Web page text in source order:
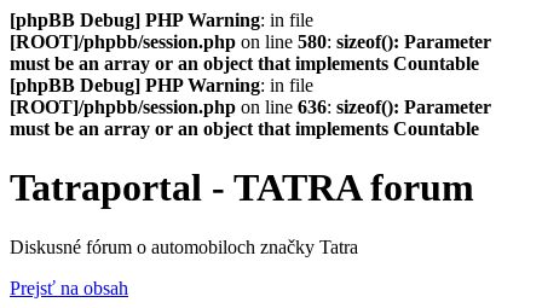
[phpBB Debug] PHP Warning: in file
[ROOT]/phpbb/session.php on line 580: sizeof(): Parameter
must be an array or an object that implements Countable
[phpBB Debug] PHP Warning: in file
[ROOT]/phpbb/session.php on line 636: sizeof(): Parameter
must be an array or an object that implements Countable
Tatraportal - TATRA forum
Diskusné fórum o automobiloch značky Tatra
Prejsť na obsah